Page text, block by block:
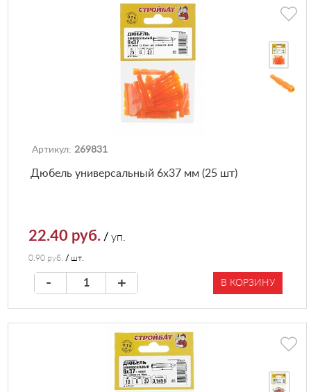
Артикул: 269831
Дюбель универсальный 6х37 мм (25 шт)
22.40 руб. /уп.
0.90 руб. / шт.
- + В КОРЗИНУ